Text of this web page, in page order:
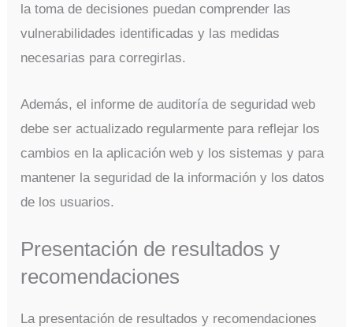
la toma de decisiones puedan comprender las
vulnerabilidades identificadas y las medidas
necesarias para corregirlas.
Además, el informe de auditoría de seguridad web
debe ser actualizado regularmente para reflejar los
cambios en la aplicación web y los sistemas y para
mantener la seguridad de la información y los datos
de los usuarios.
Presentación de resultados y
recomendaciones
La presentación de resultados y recomendaciones